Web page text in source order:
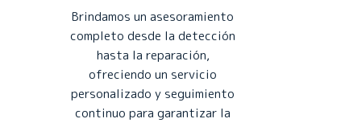
Brindamos un asesoramiento
completo desde la detección
hasta la reparación,
ofreciendo un servicio
personalizado y seguimiento
continuo para garantizar la